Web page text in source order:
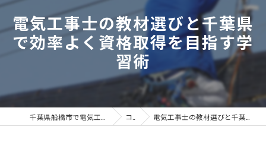
電気工事士の教材選びと千葉県
で効率よく資格取得を目指す学
習術
コラム 電気工事士の教材選びと千葉県で効率よく資格取得を目指す学習術